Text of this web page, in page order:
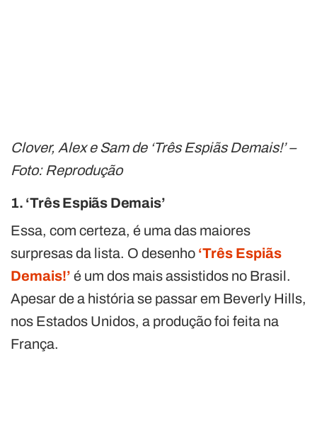
Clover, Alex e Sam de ‘Três Espiãs Demais!’ –
Foto: Reprodução
1. ‘Três Espiãs Demais’
Essa, com certeza, é uma das maiores
surpresas da lista. O desenho ‘Três Espiãs
Demais!’ é um dos mais assistidos no Brasil.
Apesar de a história se passar em Beverly Hills,
nos Estados Unidos, a produção foi feita na
França.